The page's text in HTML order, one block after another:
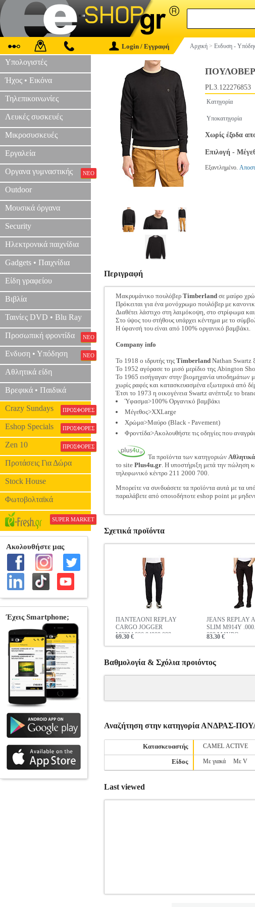
Login / Εγγραφή Αρχική > Ενδυση -
Υπολογιστές
Ήχος • Εικόνα
Τηλεπικοινωνίες
Λευκές συσκευές
Μικροσυσκευές
Εργαλεία
Οργανα γυμναστικής ΝΕΟ
Outdoor
Μουσικά όργανα
Security
Ηλεκτρονικά παιχνίδια
Gadgets • Παιχνίδια
Είδη γραφείου
Βιβλία
Ταινίες DVD • Blu Ray
Προσωπική φροντίδα ΝΕΟ
Ενδυση • Υπόδηση ΝΕΟ
Αθλητικά είδη
Βρεφικά • Παιδικά
Crazy Sundays ΠΡΟΣΦΟΡΕΣ
Eshop Specials ΠΡΟΣΦΟΡΕΣ
Zen 10 ΠΡΟΣΦΟΡΕΣ
Προτάσεις Για Δώρα
Stock House
Φωτοβολταϊκά
SUPER MARKET
ΠΟΥΛΟΒΕΡ
PL3.122276853
Κατηγορία
Υποκατηγορία
Χωρίς έξοδα
Επιλογή -
Εξαντλημένο.
Περιγραφή
Μακρυμάνικο πουλόβερ Timberland σε μαύρο
Πρόκειται για ένα μονόχρωμο πουλόβερ με
Διαθέτει λάστιχο στη λαιμόκοψη, στο στρίφωμα
Στο ύψος του στήθους υπάρχει κέντημα με το
Η ύφανσή του είναι από 100% οργανικό βαμβάκι.
Company info
Το 1918 ο ιδρυτής της Timberland Nathan Swartz
To 1952 αγόρασε το μισό μερίδιο της Abington
Το 1965 εισήγαγαν στην βιομηχανία υποδημάτων
χωρίς ραφές και κατασκευασμένα εξωτερικά από
Έτσι το 1973 η οικογένεια Swartz ανέπτυξε το
Ύφασμα>100% Οργανικό βαμβάκι
Μέγεθος>XXLarge
Χρώμα>Μαύρο (Black - Pavement)
Φροντίδα>Ακολουθήστε τις οδηγίες που
Τα προϊόντα των κατηγοριών
το site Plus4u.gr. Η υποστήριξη μετά την πώληση
τηλεφωνικό κέντρο 211 2000 700.
Μπορείτε να συνδυάσετε τα προϊόντα αυτά με τα
παραλάβετε από οποιοδήποτε eshop point με
Σχετικά προϊόντα
ΠΑΝΤΕΛΟΝΙ REPLAY
CARGO JOGGER
M9984.000.84909 098
69.30 €
JEANS REPLAY
SLIM M914Y
098 ΜΑΥΡΟ
83.30 €
Βαθμολογία & Σχόλια προιόντος
Αναζήτηση στην κατηγορία ΑΝΔΡΑΣ-
Κατασκευαστής CAMEL ACTIVE
Είδος Με γιακά Με V
Last viewed